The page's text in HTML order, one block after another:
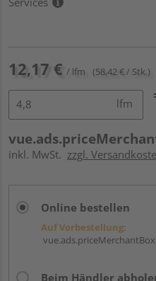
12,17 € / lfm (58,42 € / Stk.)
lfm
inkl. MwSt. zzgl.
Online bestellen
Auf Vorbestellung:
Beim Händler